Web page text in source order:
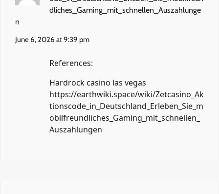
dliches_Gaming_mit_schnellen_Auszahlunge
n
June 6, 2026 at 9:39 pm
References:
Hardrock casino las vegas
https://earthwiki.space/wiki/Zetcasino_Ak
tionscode_in_Deutschland_Erleben_Sie_m
obilfreundliches_Gaming_mit_schnellen_
Auszahlungen